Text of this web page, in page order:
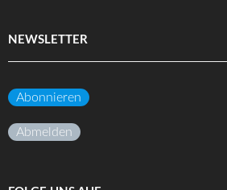
NEWSLETTER
Abonnieren
Abmelden